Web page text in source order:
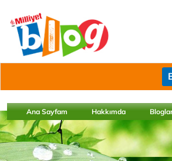
Ana Sayfam Hakkımda